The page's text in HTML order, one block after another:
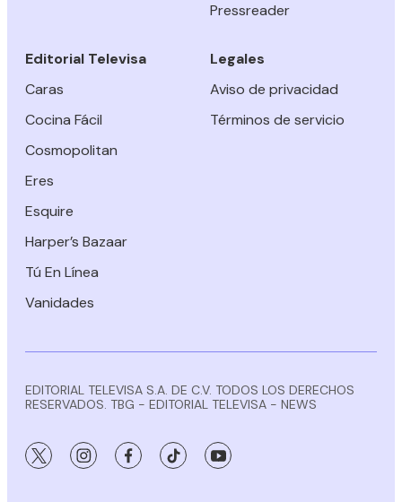
Pressreader
Editorial Televisa
Caras
Cocina Fácil
Cosmopolitan
Eres
Esquire
Harper’s Bazaar
Tú En Línea
Vanidades
Legales
Aviso de privacidad
Términos de servicio
EDITORIAL TELEVISA S.A. DE C.V. TODOS LOS DERECHOS
RESERVADOS. TBG - EDITORIAL TELEVISA - NEWS
twitter instagramfacebooktiktok youtube